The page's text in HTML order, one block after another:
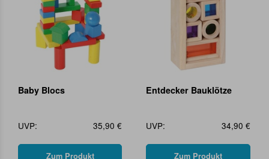
Baby Blocs
UVP: 35,90 €
Zum Produkt
Entdecker Bauklötze
UVP: 34,90 €
Zum Produkt